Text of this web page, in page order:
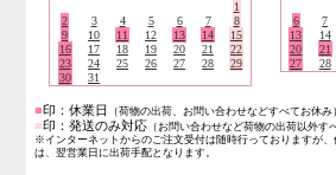
1
2
3 4 5 6 7
8
9
10 11 12 13 14
15
16
17 18 19 20 21
22
23
24 25 26 27 28
29
30
31
6
7
13
14
20
21
27
28
■印：休業日 （荷物の出荷、お問い合わせなどすべてお休み
■印：発送のみ対応 （お問い合わせなど荷物の出荷以外す
※インターネットからのご注文受付は随時行っておりますが
は、翌営業日に出荷手配となります。